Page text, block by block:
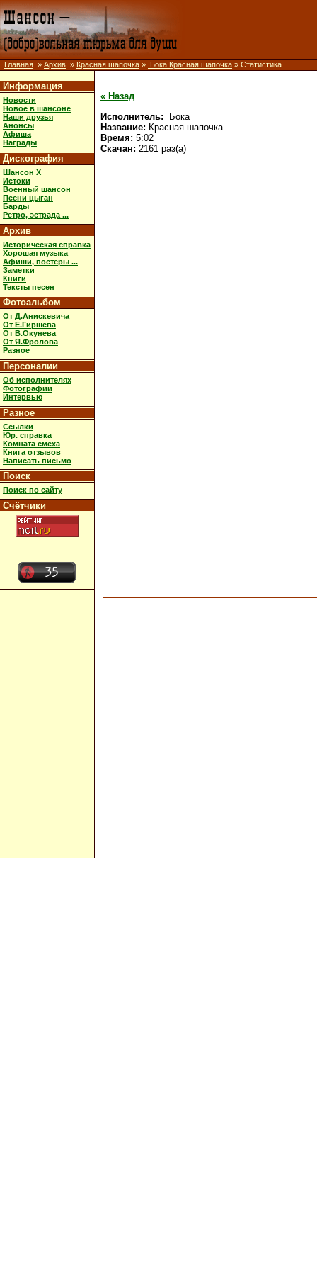
Главная » Архив » Красная шапочка » Бока Красная шапочка » Статистика
Информация
Новости
Новое в шансоне
Наши друзья
Анонсы
Афиша
Награды
Дискография
Шансон X
Истоки
Военный шансон
Песни цыган
Барды
Ретро, эстрада ...
Архив
Историческая справка
Хорошая музыка
Афиши, постеры ...
Заметки
Книги
Тексты песен
Фотоальбом
От Д.Анискевича
От Е.Гиршева
От В.Окунева
От Я.Фролова
Разное
Персоналии
Об исполнителях
Фотографии
Интервью
Разное
Ссылки
Юр. справка
Комната смеха
Книга отзывов
Написать письмо
Поиск
Поиск по сайту
Счётчики
« Назад
Исполнитель: Бока
Название: Красная шапочка
Время: 5:02
Скачан: 2161 раз(а)